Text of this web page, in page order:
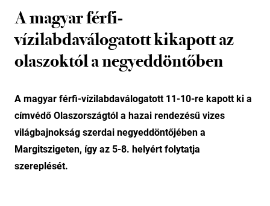
A magyar férfi-
vízilabdaválogatott kikapott az
olaszoktól a negyeddöntőben
A magyar férfi-vízilabdaválogatott 11-10-re kapott ki a
címvédő Olaszországtól a hazai rendezésű vizes
világbajnokság szerdai negyeddöntőjében a
Margitszigeten, így az 5-8. helyért folytatja
szereplését.